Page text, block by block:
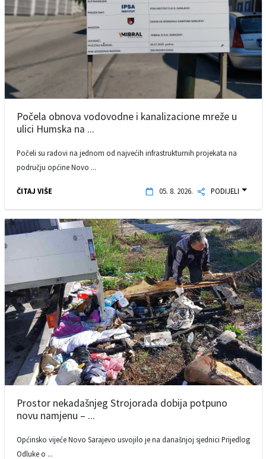
Počela obnova vodovodne i kanalizacione mreže u
ulici Humska na ...
Počeli su radovi na jednom od najvećih infrastrukturnih projekata na
području općine Novo ...
ČITAJ VIŠE 05. 8. 2026. PODIJELI
Prostor nekadašnjeg Strojorada dobija potpuno
novu namjenu – ...
Općinsko vijeće Novo Sarajevo usvojilo je na današnjoj sjednici Prijedlog
Odluke o ...